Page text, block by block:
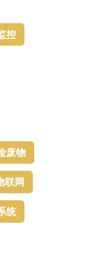
控
废物
联网
统